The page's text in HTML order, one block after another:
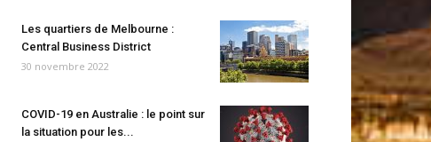
Les quartiers de Melbourne :
Central Business District
30 novembre 2022
COVID-19 en Australie : le point sur
la situation pour les...